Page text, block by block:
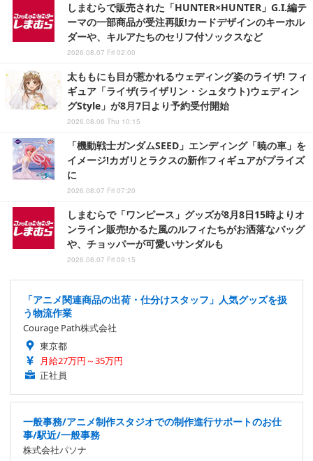
しまむらで販売された「HUNTER×HUNTER」G.I.編テ
ーマの一部商品が受注再販!カードデザインのキーホル
ダーや、キルアたちのセリフ付ソックスなど
2026.08.07 Fri 02:00
太ももにも目が惹かれるウェディング姿のライザ! フィ
ギュア「ライザ(ライザリン・シュタウト)ウェディン
グStyle」が8月7日より予約受付開始
2026.08.06 Thu 10:15
「機動戦士ガンダムSEED」エンディング「暁の車」を
イメージ!カガリとラクスの新作フィギュアがプライズ
に
2026.08.07 Fri 07:20
しまむらで「ワンピース」グッズが8月8日15時よりオ
ンライン販売!かるた風のルフィたちがお洒落なバッグ
や、チョッパーが可愛いサンダルも
2026.08.07 Fri 09:15
「アニメ関連商品の出荷・仕分けスタッフ」人気グッズを扱
う物流作業
Courage Path株式会社
東京都
月給27万円～35万円
正社員
一般事務/アニメ制作スタジオでの制作進行サポートのお仕
事/駅近/一般事務
株式会社パソナ